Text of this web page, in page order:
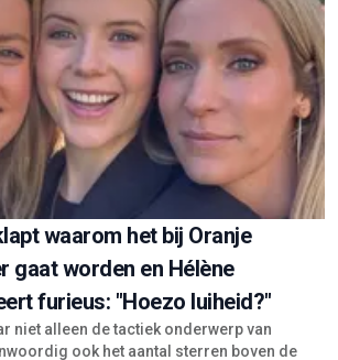
waarom het bij Oranje
gaat worden en Hélène
furieus: "Hoezo luiheid?"
niet alleen de tactiek onderwerp van
ook het aantal sterren boven de